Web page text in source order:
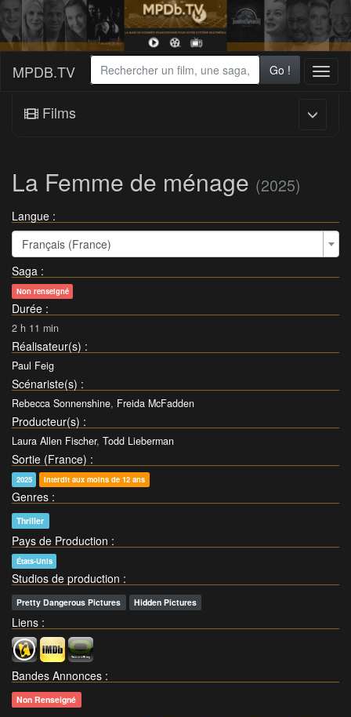
MPDB.TV Go !
Films
La Femme de ménage (2025)
Langue :
Français (France)
Saga :
Non renseigné
Durée :
2 h 11 min
Réalisateur(s) :
Paul Feig
Scénariste(s) :
Rebecca Sonnenshine, Freida McFadden
Producteur(s) :
Laura Allen Fischer, Todd Lieberman
Sortie (France) :
2025 Interdit aux moins de 12 ans
Genres :
Thriller
Pays de Production :
États-Unis
Studios de production :
Pretty Dangerous Pictures Hidden Pictures
Liens :
Bandes Annonces :
Non Renseigné